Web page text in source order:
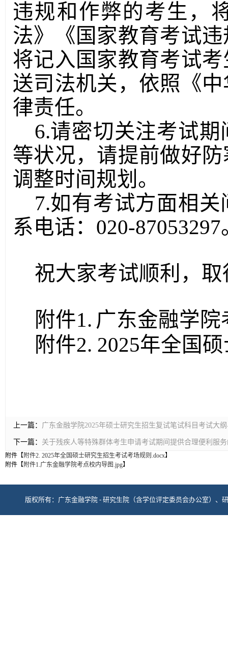
违规和作弊的考生，
法》《国家教育考试
将记入国家教育考试
送司法机关，依照《
律责任。
6.请密切关注考试
等状况，请提前做好
调整时间规划。
7.如有考试方面相
系电话：020-87053297
祝大家考试顺利，
附件1. 广东金融学
附件2. 2025年全国
上一篇： 广东金融学院2025年硕士研究生招生复试笔试科目考试大
下一篇： 关于残疾人等特殊群体考生申请考试期间提供合理便利服
附件【附件2. 2025年全国硕士研究生招生考试考场规则.docx】
附件【附件1.广东金融学院考点校内导图.jpg】
版权所有：广东金融学院 - 研究生院（含学位评定委员会办公室）